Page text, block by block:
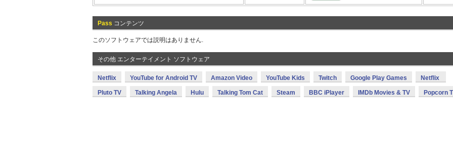
Pass コンテンツ
このソフトウェアでは説明はありません.
その他 エンターテイメント ソフトウェア
Netflix YouTube for Android TV Amazon Video YouTube Kids Twitch Google Play Games Netflix
Pluto TV Talking Angela Hulu Talking Tom Cat Steam BBC iPlayer IMDb Movies & TV Popcorn